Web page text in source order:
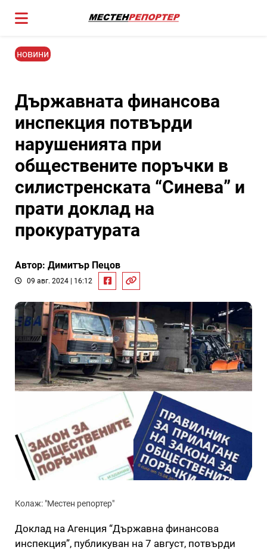
новини
Държавната финансова
инспекция потвърди
нарушенията при
обществените поръчки в
силистренската “Синева” и
прати доклад на
прокуратурата
Автор: Димитър Пецов
09 авг. 2024 | 16:12
Колаж: "Местен репортер"
Доклад на Агенция “Държавна финансова
инспекция”, публикуван на 7 август, потвърди